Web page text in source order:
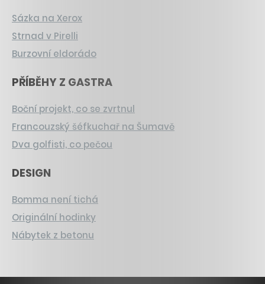
Sázka na Xerox
Strnad v Pirelli
Burzovní eldorádo
PŘÍBĚHY Z GASTRA
Boční projekt, co se zvrtnul
Francouzský šéfkuchař na Šumavě
Dva golfisti, co pečou
DESIGN
Bomma není tichá
Originální hodinky
Nábytek z betonu